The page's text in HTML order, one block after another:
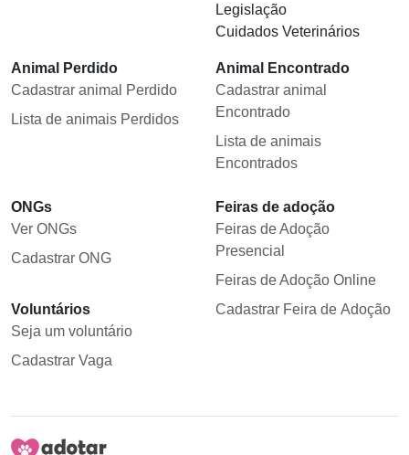
Legislação
Cuidados Veterinários
Animal Perdido
Cadastrar animal Perdido
Lista de animais Perdidos
Animal Encontrado
Cadastrar animal
Encontrado
Lista de animais
Encontrados
ONGs
Ver ONGs
Cadastrar ONG
Voluntários
Seja um voluntário
Cadastrar Vaga
Feiras de adoção
Feiras de Adoção
Presencial
Feiras de Adoção Online
Cadastrar Feira de Adoção